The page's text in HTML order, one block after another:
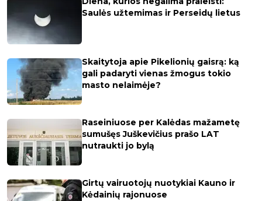
Saulės užtemimas ir Perseidų lietus
Skaitytoja apie Pikelionių gaisrą: ką
gali padaryti vienas žmogus tokio
masto nelaimėje?
Raseiniuose per Kalėdas mažametę
sumušęs Juškevičius prašo LAT
nutraukti jo bylą
Girtų vairuotojų nuotykiai Kauno ir
Kėdainių rajonuose